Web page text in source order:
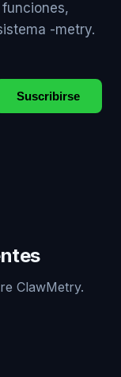
-metry.
Suscribirse
ClawMetry.